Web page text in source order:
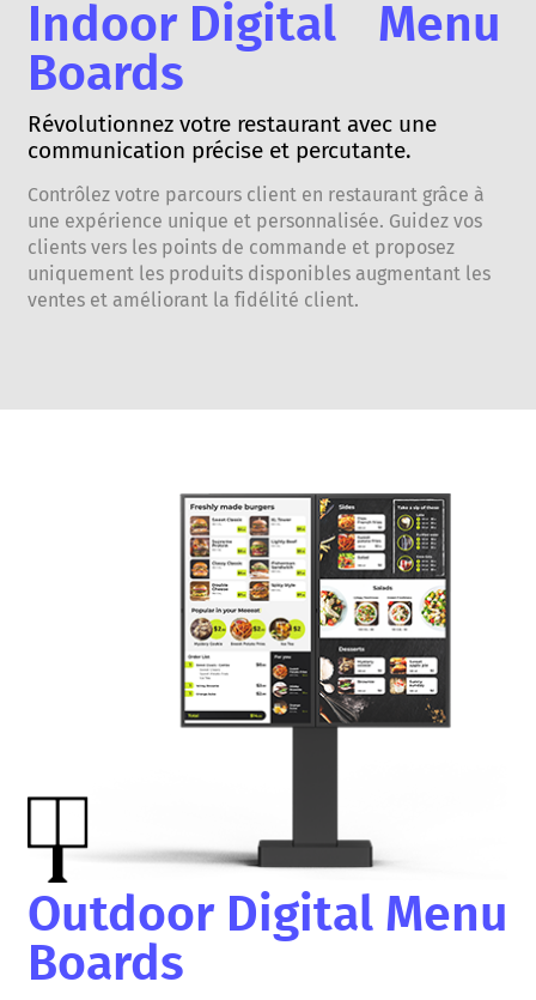
Indoor Digital Menu
Boards
Révolutionnez votre restaurant avec une
communication précise et percutante.
Contrôlez votre parcours client en restaurant grâce à
une expérience unique et personnalisée. Guidez vos
clients vers les points de commande et proposez
uniquement les produits disponibles augmentant les
ventes et améliorant la fidélité client.
Outdoor Digital Menu
Boards